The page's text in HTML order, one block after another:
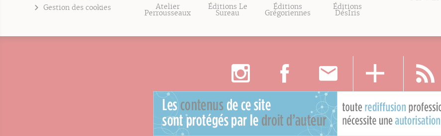
Gestion des cookies
Atelier
Perrousseaux
Éditions Le
Sureau
Éditions
Grégoriennes
Éditions
DésIris